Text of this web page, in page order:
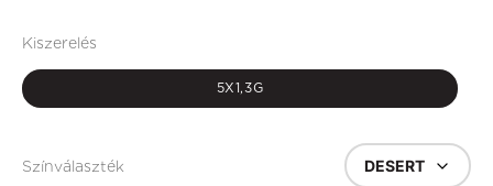
Kiszerelés
5X1,3G
Színválaszték DESERT